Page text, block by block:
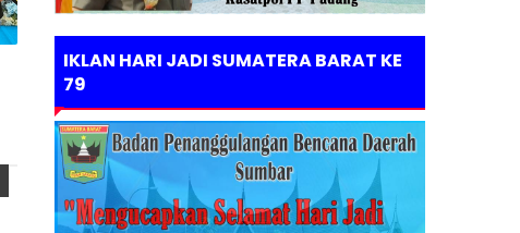
IKLAN HARI JADI SUMATERA BARAT KE
79